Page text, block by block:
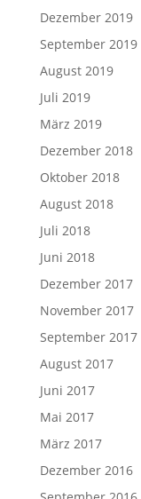
Dezember 2019
September 2019
August 2019
Juli 2019
März 2019
Dezember 2018
Oktober 2018
August 2018
Juli 2018
Juni 2018
Dezember 2017
November 2017
September 2017
August 2017
Juni 2017
Mai 2017
März 2017
Dezember 2016